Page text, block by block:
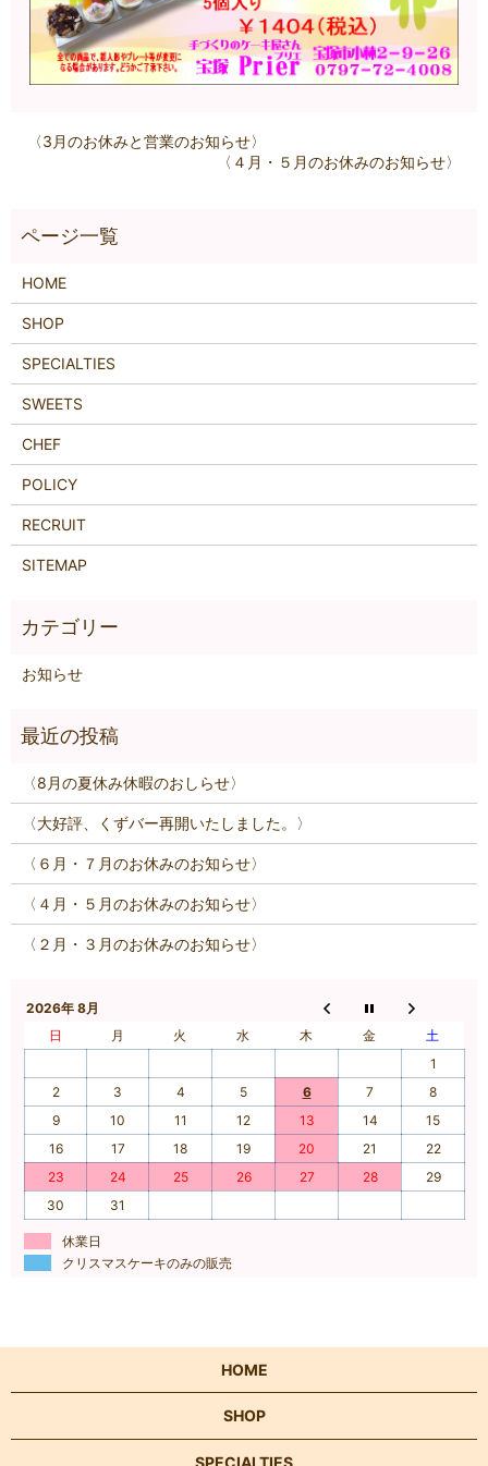
〈3月のお休みと営業のお知らせ〉
〈４月・５月のお休みのお知らせ〉
HOME
SHOP
SPECIALTIES
SWEETS
CHEF
POLICY
RECRUIT
SITEMAP
お知らせ
〈8月の夏休み休暇のおしらせ〉
〈大好評、くずバー再開いたしました。〉
〈６月・７月のお休みのお知らせ〉
〈４月・５月のお休みのお知らせ〉
〈２月・３月のお休みのお知らせ〉
2026年 8月
日
月 火 水 木 金
土
1
2
3 4 5 6 7
8
9
10 11 12 13 14
15
16
17 18 19 20 21
22
23
24 25 26 27 28
29
30
31
休業日
クリスマスケーキのみの販売
HOME
SHOP
SPECIALTIES